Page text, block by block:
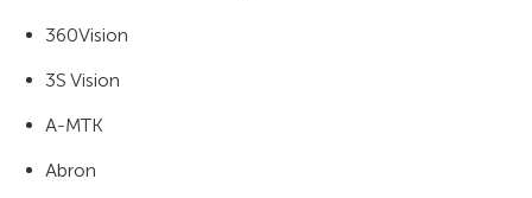
360Vision
3S Vision
A-MTK
Abron